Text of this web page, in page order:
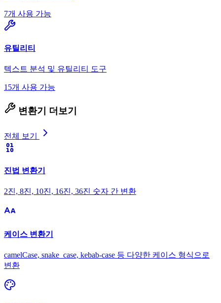
7개 사용 가능
유틸리티
텍스트 분석 및 유틸리티 도구
15개 사용 가능
변환기 더보기
전체 보기
진법 변환기
2진, 8진, 10진, 16진, 36진 숫자 간 변환
케이스 변환기
camelCase, snake_case, kebab-case 등 다양한 케이스 형식으로
변환